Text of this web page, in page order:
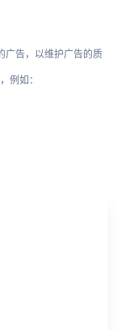
广告，以维护广告的质
例如：